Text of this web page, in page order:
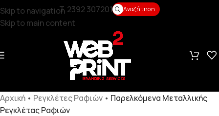
Skip to navigation
Skip to main content
T. 2392 307201 Αναζήτηση
Αρχική • Ρεγκλέτες Ραφιών • Παρελκόμενα Μεταλλικής
Ρεγκλέτας Ραφιών